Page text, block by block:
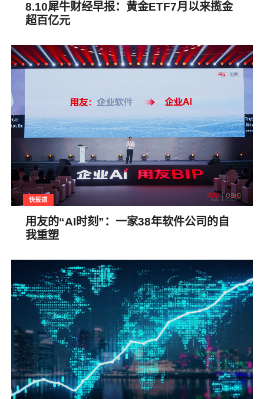
8.10犀牛财经早报：黄金ETF7月以来揽金
超百亿元
快报道
用友的“AI时刻”：一家38年软件公司的自
我重塑